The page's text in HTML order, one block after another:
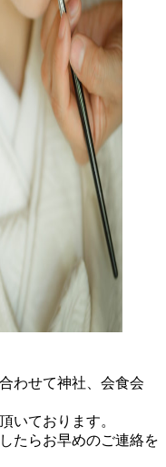
わせて神社、会食会
いております。
たらお早めのご連絡を